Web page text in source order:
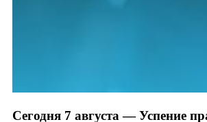
Сегодня 7 августа — Успение